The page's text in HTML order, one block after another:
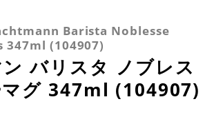
Barista Noblesse
347ml (104907)
バリスタ ノブレス
マグ 347ml (104907)